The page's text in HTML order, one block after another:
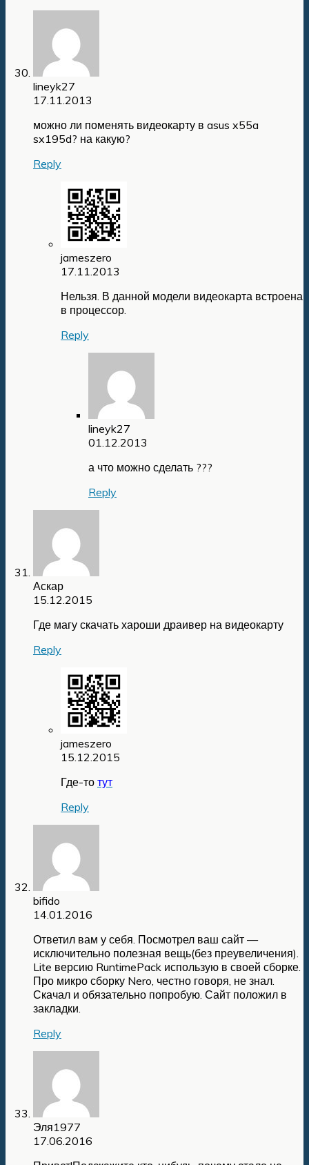
lineyk27
17.11.2013
можно ли поменять видеокарту в asus x55a
sx195d? на какую?
Reply
jameszero
17.11.2013
Нельзя. В данной модели видеокарта встроена
в процессор.
Reply
lineyk27
01.12.2013
а что можно сделать ???
Reply
Аскар
15.12.2015
Где магу скачать хароши драивер на видеокарту
Reply
jameszero
15.12.2015
Где-то тут
Reply
bifido
14.01.2016
Ответил вам у себя. Посмотрел ваш сайт —
исключительно полезная вещь(без преувеличения).
Lite версию RuntimePack использую в своей сборке.
Про микро сборку Nero, честно говоря, не знал.
Скачал и обязательно попробую. Сайт положил в
закладки.
Reply
Эля1977
17.06.2016